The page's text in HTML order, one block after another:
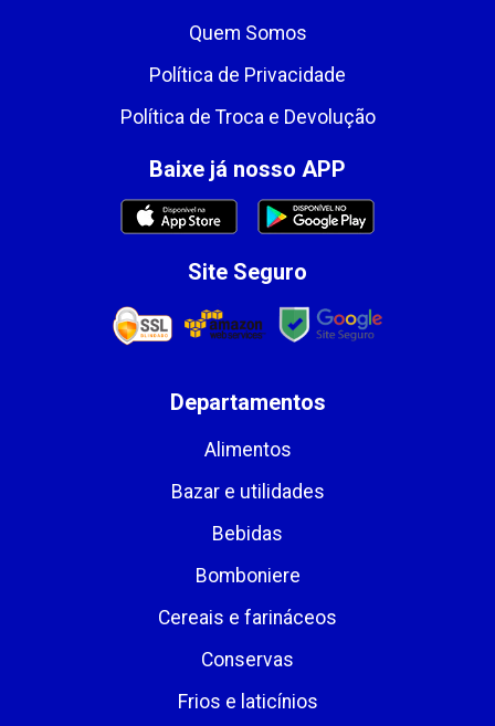
Quem Somos
Política de Privacidade
Política de Troca e Devolução
Baixe já nosso APP
Site Seguro
Departamentos
Alimentos
Bazar e utilidades
Bebidas
Bomboniere
Cereais e farináceos
Conservas
Frios e laticínios